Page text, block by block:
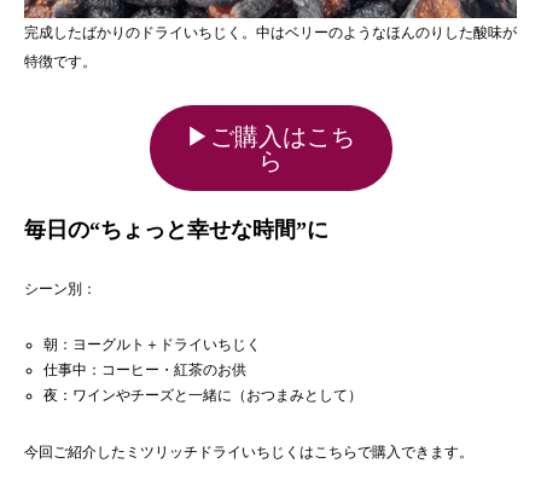
完成したばかりのドライいちじく。中はベリーのようなほんのりした酸味が
特徴です。
▶ご購入はこち
ら
毎日の“ちょっと幸せな時間”に
シーン別：
朝：ヨーグルト＋ドライいちじく
仕事中：コーヒー・紅茶のお供
夜：ワインやチーズと一緒に（おつまみとして）
今回ご紹介したミツリッチドライいちじくはこちらで購入できます。